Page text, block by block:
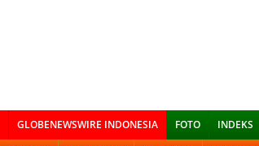
GLOBENEWSWIRE INDONESIA FOTO INDEKS